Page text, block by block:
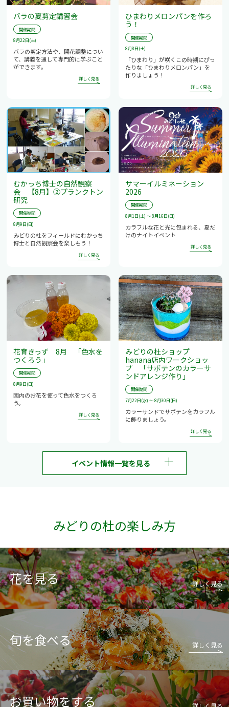
詳しく見る
バラの夏剪定講習会
開催期間
8月22日(土)
バラの剪定方法や、開花調整につい
て、講義を通して専門的に学ぶこと
ができます。
詳しく見る
ひまわりメロンパンを作ろ
う！
開催期間
8月8日(土)
「ひまわり」が咲くこの時期にぴっ
たりな「ひまわりメロンパン」を
作りましょう！
むかっち博士の自然観察
会 【8月】②プランクトン
研究
開催期間
8月9日(日)
みどりの杜をフィールドにむかっち
博士と自然観察会を楽しもう！
サマーイルミネーション
2026
開催期間
8月1日(土) ～ 8月16日(日)
カラフルな花と光に包まれる、夏だ
けのナイトイベント
花育きっず 8月 「色水を
つくろう」
開催期間
8月9日(日)
園内のお花を使って色水をつくろ
う。
みどりの杜ショップ
hanana店内ワークショッ
プ 「サボテンのカラーサ
ンドアレンジ作り」
開催期間
7月22日(水) ～ 8月30日(日)
カラーサンドでサボテンをカラフル
に飾りましょう。
イベント情報一覧を見る
みどりの杜の楽しみ方
花を見る 詳しく見る
旬を食べる 詳しく見る
お買い物をする